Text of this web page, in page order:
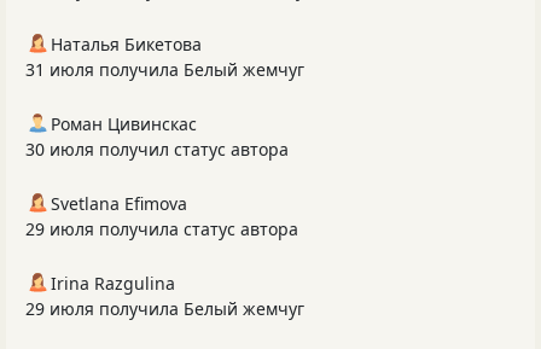
Наталья Бикетова
31 июля получила Белый жемчуг
Роман Цивинскас
30 июля получил статус автора
Svetlana Efimova
29 июля получила статус автора
Irina Razgulina
29 июля получила Белый жемчуг